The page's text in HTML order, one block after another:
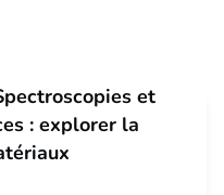
et
: explorer la